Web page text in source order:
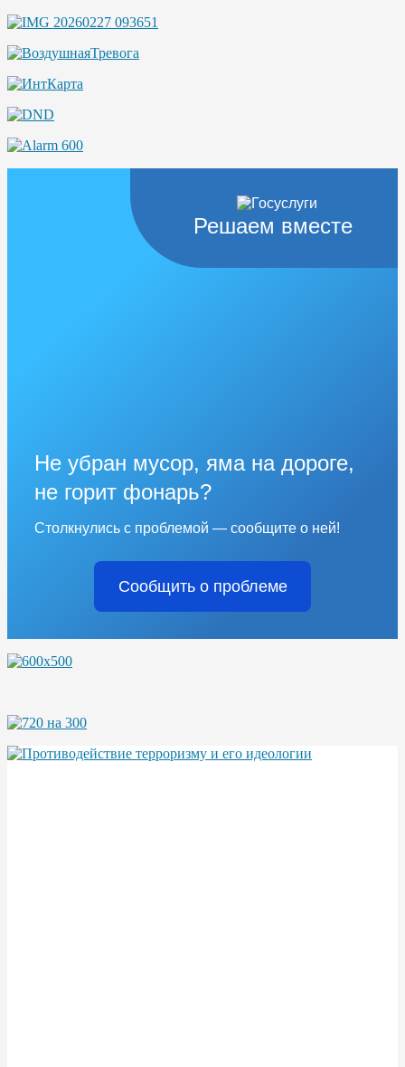
Решаем вместе
Не убран мусор, яма на дороге,
не горит фонарь?
Столкнулись с проблемой — сообщите о ней!
Сообщить о проблеме